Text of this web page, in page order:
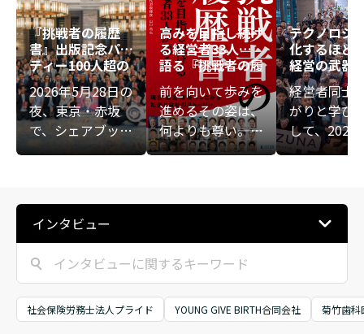
『挑戦者の履歴
書』出版記念パー
ティー――100人超の
熱意が重なる、新
たな始まりの夜
2026年5月28日の
夜、東京・赤坂
で、シェアブック
『挑戦者の履歴
催されました。会
場には共著者や関
係者など100人超
が集結。一人ひと
りの事業や社会へ
の想いが重なる、
熱い時間となりま
高みを目指し続け
る経営者33人が
語る『挑戦者の履
歴書』
前を向いて歩みを
進めるその姿は、
何よりも尊い――。ビ
ジネスの表舞台に
く、経営者が人知
ながらも前を向き
続けてきた「泥臭
い歩み」そのもの
に光を当てた書籍
『挑戦者の履歴
テクノロジ
化するほど
経営の武器
――KIZUNA
IVE講演会
ト
経営者同士
がりと学び
して、2025
6日（月）
ルド倶楽部
よる「
ECUTIVE講
した。
ECUTIVEは
営者同士が
インタビュー
社会保険労務士法人プライド YOUNG GIVE BIRTH合同会社 菊竹歯科